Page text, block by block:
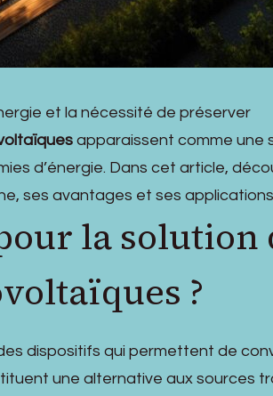
et la nécessité de préserver
apparaissent comme une
d’énergie. Dans cet article,
ses avantages et ses
la solution
?
dispositifs qui permettent de
une alternative aux sources